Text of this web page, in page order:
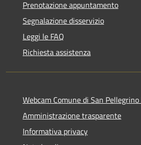
Prenotazione appuntamento
Segnalazione disservizio
Leggi le FAQ
Richiesta assistenza
Webcam Comune di San Pellegrino
Amministrazione trasparente
Informativa privacy